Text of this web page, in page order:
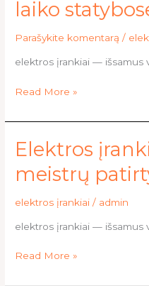
laiko
Parašykite komentarą /
elektros įrankiai — išsamus
įrankiai
laiko
Read More »
Elektros
meistrų
elektros įrankiai / admin
elektros įrankiai — išsamus
Elektros
įrankiai
–
meistrų
Read More »